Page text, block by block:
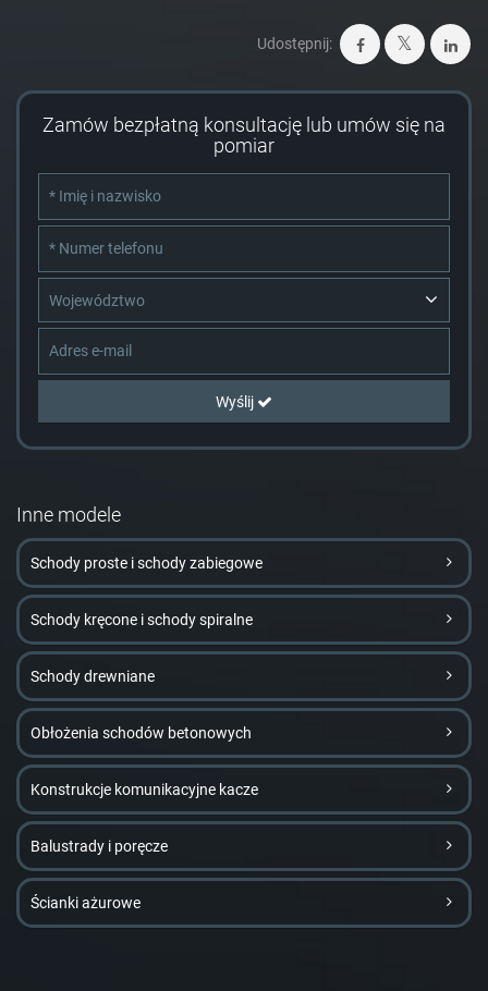
Udostępnij:
Zamów bezpłatną konsultację lub umów się na
pomiar
Województwo
Wyślij
Inne modele
Schody proste i schody zabiegowe
Schody kręcone i schody spiralne
Schody drewniane
Obłożenia schodów betonowych
Konstrukcje komunikacyjne kacze
Balustrady i poręcze
Ścianki ażurowe